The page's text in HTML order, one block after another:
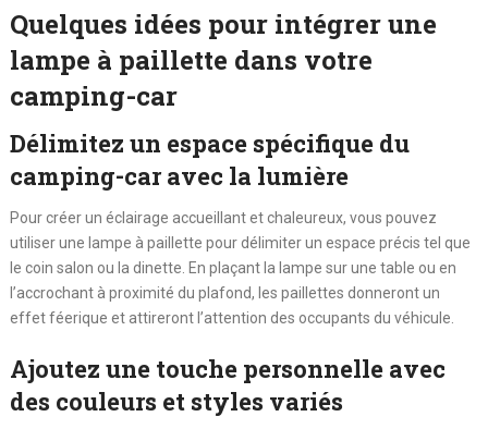
Quelques idées pour intégrer une
lampe à paillette dans votre
camping-car
Délimitez un espace spécifique du
camping-car avec la lumière
Pour créer un éclairage accueillant et chaleureux, vous pouvez
utiliser une lampe à paillette pour délimiter un espace précis tel que
le coin salon ou la dinette. En plaçant la lampe sur une table ou en
l’accrochant à proximité du plafond, les paillettes donneront un
effet féerique et attireront l’attention des occupants du véhicule.
Ajoutez une touche personnelle avec
des couleurs et styles variés